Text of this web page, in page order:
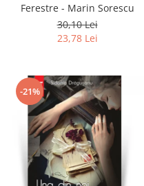
Ferestre - Marin Sorescu
30,10 Lei
23,78 Lei
-21%